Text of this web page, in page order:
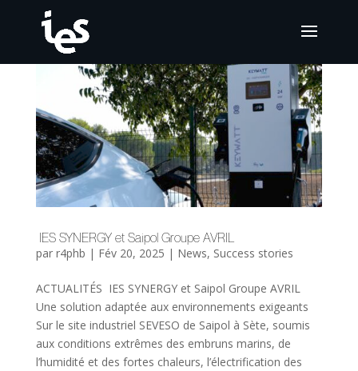
IES SYNERGY et Saipol Groupe AVRIL
par r4phb | Fév 20, 2025 | News, Success stories
ACTUALITÉS IES SYNERGY et Saipol Groupe AVRIL
Une solution adaptée aux environnements exigeants
Sur le site industriel SEVESO de Saipol à Sète, soumis
aux conditions extrêmes des embruns marins, de
l’humidité et des fortes chaleurs, l’électrification des